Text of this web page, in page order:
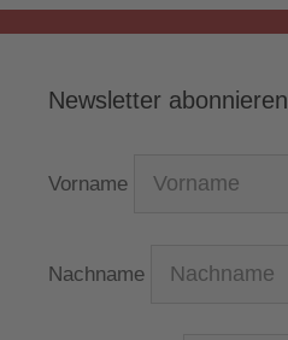
Newsletter abonnieren
Vorname
Nachname